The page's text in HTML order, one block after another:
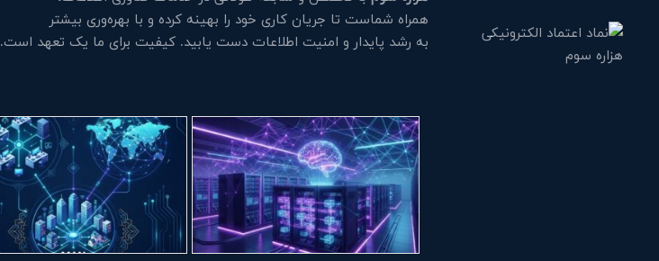
همراه شماست تا جریان کاری خود را بهینه کرده و با بهره‌وری بیشتر
به رشد پایدار و امنیت اطلاعات دست یابید. کیفیت برای ما یک تعهد است.